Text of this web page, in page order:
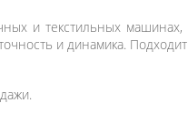
и текстильных
и динамика.